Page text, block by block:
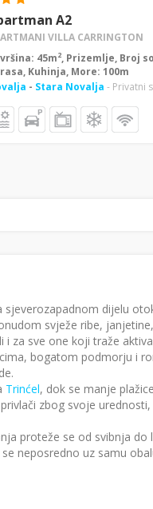
A2
VILLA CARRINGTON
45m2, Prizemlje, Broj
Kuhinja, More: 100m
- Stara Novalja - Privatni
dijelu
svježe ribe,
za sve one koji traže
bogatom podmorju i
Trinćel, dok se manje
zbog svoje
proteže se od svibnja
neposredno uz samu